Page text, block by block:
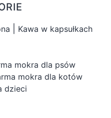
Kawa w kapsułkach
mokra dla psów
mokra dla kotów
dzieci